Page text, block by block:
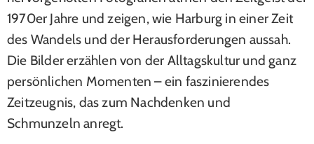
1970er Jahre und zeigen, wie Harburg in einer Zeit
des Wandels und der Herausforderungen aussah.
Die Bilder erzählen von der Alltagskultur und ganz
persönlichen Momenten – ein faszinierendes
Zeitzeugnis, das zum Nachdenken und
Schmunzeln anregt.